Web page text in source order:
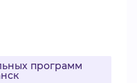
программ